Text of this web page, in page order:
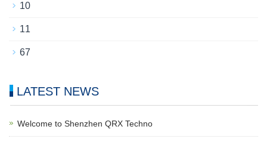
10
11
67
LATEST NEWS
Welcome to Shenzhen QRX Techno